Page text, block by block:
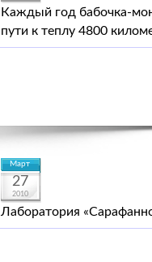
Каждый год бабочка-
пути к теплу 4800
Март
27
2010
Лаборатория